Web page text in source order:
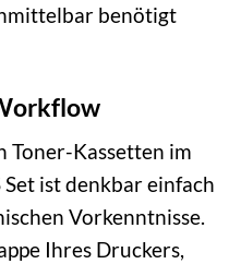
benötigt
Toner-Kassetten im
Set ist denkbar einfach
Vorkenntnisse.
Ihres Druckers,